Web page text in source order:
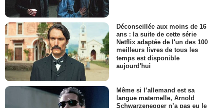
Déconseillée aux moins de 16
ans : la suite de cette série
Netflix adaptée de l'un des 100
meilleurs livres de tous les
temps est disponible
aujourd'hui
Même si l’allemand est sa
langue maternelle, Arnold
Schwarzenegger n’a pas eu le